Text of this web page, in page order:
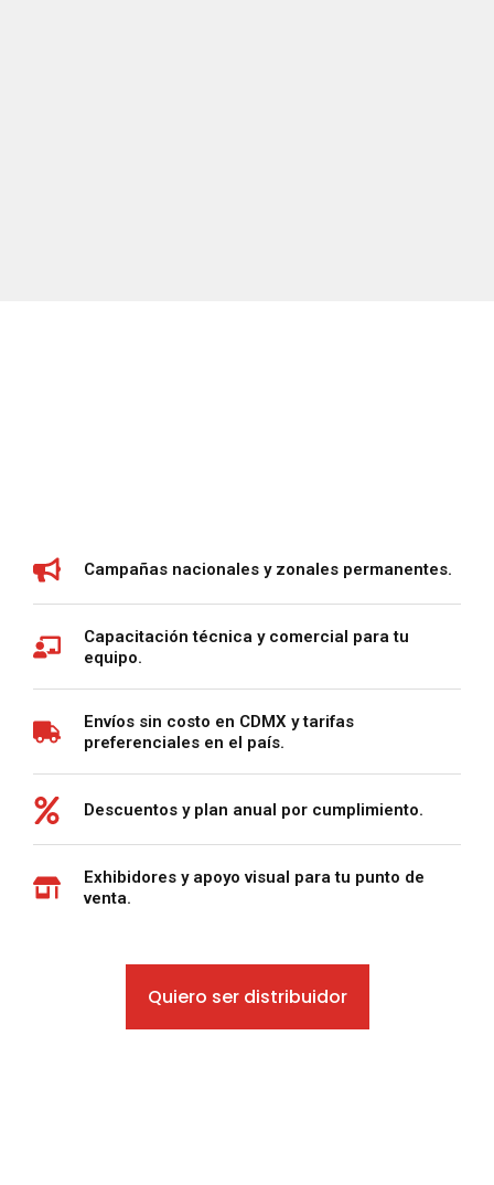
Campañas nacionales y zonales permanentes.
Capacitación técnica y comercial para tu
equipo.
Envíos sin costo en CDMX y tarifas
preferenciales en el país.
Descuentos y plan anual por cumplimiento.
Exhibidores y apoyo visual para tu punto de
venta.
Quiero ser distribuidor